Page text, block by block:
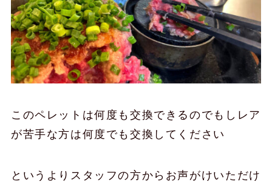
このペレットは何度も交換できるのでもしレア
が苦手な方は何度でも交換してください
というよりスタッフの方からお声がけいただけ